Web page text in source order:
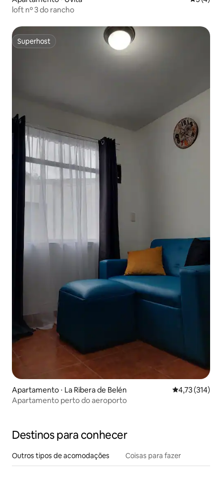
loft nº 3 do rancho
Superhost
Superhost
Apartamento ⋅ La Ribera de Belén 4,73 de uma
4,73 (314)
Apartamento perto do aeroporto
Destinos para conhecer
Outros tipos de acomodações Coisas para fazer